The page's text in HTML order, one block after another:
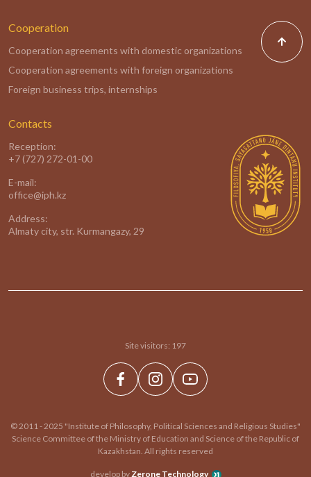
Cooperation
Cooperation agreements with domestic organizations
Cooperation agreements with foreign organizations
Foreign business trips, internships
Contacts
Reception:
+7 (727) 272-01-00
E-mail:
office@iph.kz
Address:
Almaty city, str. Kurmangazy, 29
Site visitors: 197
© 2011 - 2025 "Institute of Philosophy, Political Sciences and Religious Studies"
Science Committee of the Ministry of Education and Science of the Republic of
Kazakhstan. All rights reserved
develop byZerone Technology